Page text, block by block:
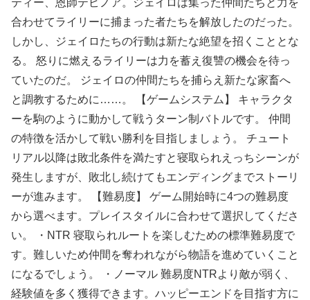
ティー、恩師テピノア。ジェイロは集った仲間たちと力を
合わせてライリーに捕まった者たちを解放したのだった。
しかし、ジェイロたちの行動は新たな絶望を招くこととな
る。 怒りに燃えるライリーは力を蓄え復讐の機会を待っ
ていたのだ。 ジェイロの仲間たちを捕らえ新たな家畜へ
と調教するために……。 【ゲームシステム】 キャラクタ
ーを駒のように動かして戦うターン制バトルです。 仲間
の特徴を活かして戦い勝利を目指しましょう。 チュート
リアル以降は敗北条件を満たすと寝取られえっちシーンが
発生しますが、敗北し続けてもエンディングまでストーリ
ーが進みます。 【難易度】 ゲーム開始時に4つの難易度
から選べます。プレイスタイルに合わせて選択してくださ
い。 ・NTR 寝取られルートを楽しむための標準難易度で
す。難しいため仲間を奪われながら物語を進めていくこと
になるでしょう。 ・ノーマル 難易度NTRより敵が弱く、
経験値を多く獲得できます。ハッピーエンドを目指す方に